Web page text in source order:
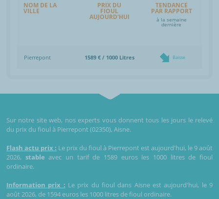
NOM DE LA
VILLE
PRIX DU
FIOUL
AUJOURD'HUI
TENDANCE
PAR RAPPORT
à la semaine
dernière
Pierrepont 1589 € / 1000 Litres Baisse
Sur notre site web, nos experts vous donnent tous les jours le relevé
du prix du fioul à Pierrepont (02350), Aisne.
Flash actu prix : Le prix du fioul à Pierrepont est aujourd'hui, le 9 août
2026, stable avec un tarif de 1589 euros les 1000 litres de fioul
ordinaire.
Information prix : Le prix du fioul dans Aisne est aujourd'hui, le 9
août 2026, de 1594 euros les 1000 litres de fioul ordinaire.